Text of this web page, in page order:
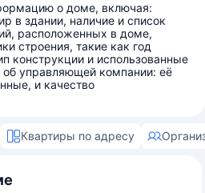
о доме, включая:
в здании, наличие и список
расположенных в доме,
строения, такие как год
конструкции и использованные
управляющей компании: её
и качество
Квартиры по адресу